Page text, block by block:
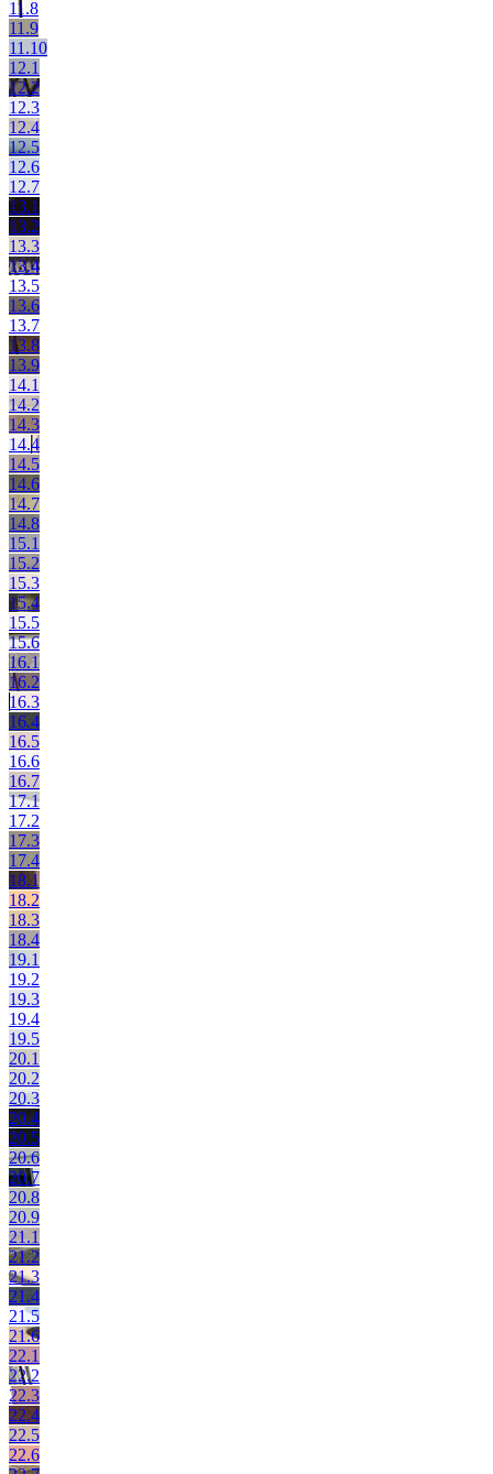
11.8
11.9
11.10
12.1
12.2
12.3
12.4
12.5
12.6
12.7
13.1
13.2
13.3
13.4
13.5
13.6
13.7
13.8
13.9
14.1
14.2
14.3
14.4
14.5
14.6
14.7
14.8
15.1
15.2
15.3
15.4
15.5
15.6
16.1
16.2
16.3
16.4
16.5
16.6
16.7
17.1
17.2
17.3
17.4
18.1
18.2
18.3
18.4
19.1
19.2
19.3
19.4
19.5
20.1
20.2
20.3
20.4
20.5
20.6
20.7
20.8
20.9
21.1
21.2
21.3
21.4
21.5
21.6
22.1
22.2
22.3
22.4
22.5
22.6